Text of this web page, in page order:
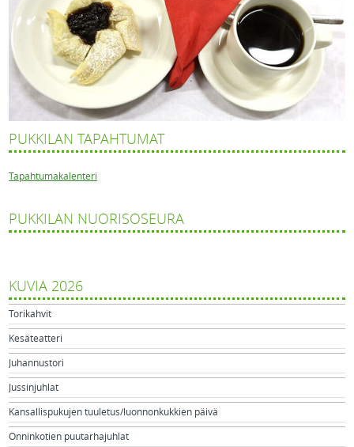
PUKKILAN TAPAHTUMAT
Tapahtumakalenteri
PUKKILAN NUORISOSEURA
KUVIA 2026
Torikahvit
Kesäteatteri
Juhannustori
Jussinjuhlat
Kansallispukujen tuuletus/luonnonkukkien päivä
Onninkotien puutarhajuhlat